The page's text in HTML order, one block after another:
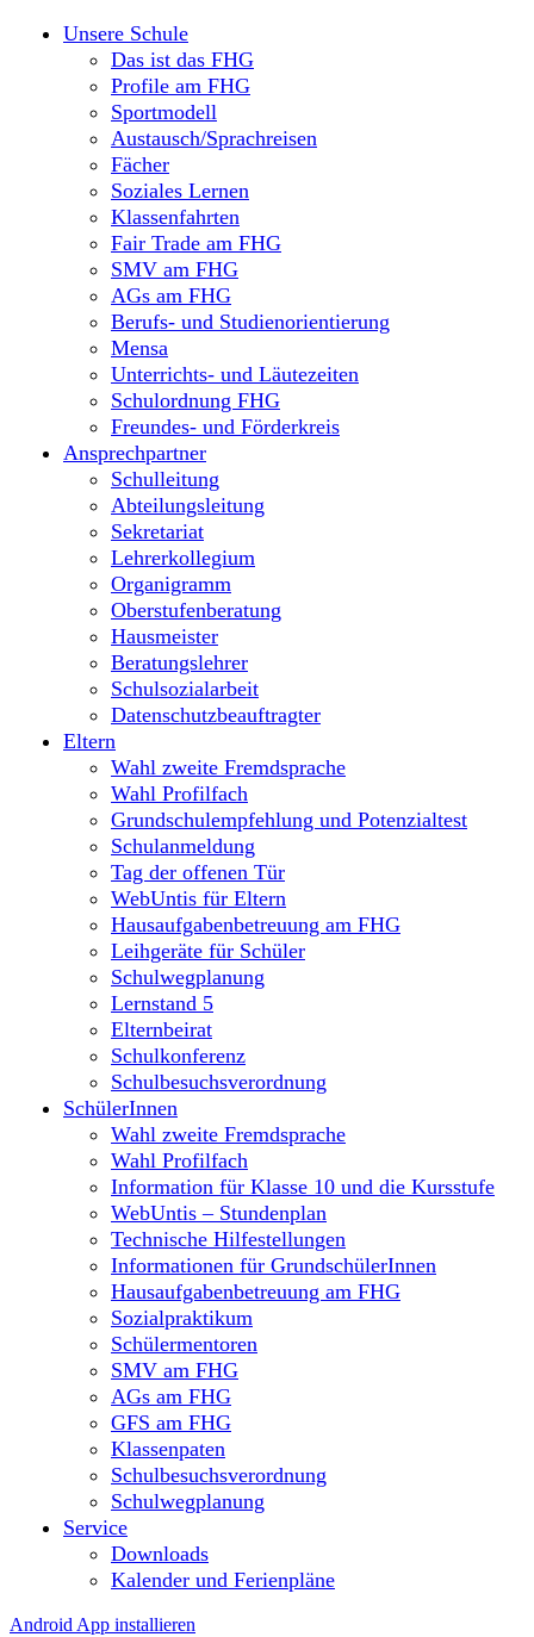
Unsere Schule
Das ist das FHG
Profile am FHG
Sportmodell
Austausch/Sprachreisen
Fächer
Soziales Lernen
Klassenfahrten
Fair Trade am FHG
SMV am FHG
AGs am FHG
Berufs- und Studienorientierung
Mensa
Unterrichts- und Läutezeiten
Schulordnung FHG
Freundes- und Förderkreis
Ansprechpartner
Schulleitung
Abteilungsleitung
Sekretariat
Lehrerkollegium
Organigramm
Oberstufenberatung
Hausmeister
Beratungslehrer
Schulsozialarbeit
Datenschutzbeauftragter
Eltern
Wahl zweite Fremdsprache
Wahl Profilfach
Grundschulempfehlung und Potenzialtest
Schulanmeldung
Tag der offenen Tür
WebUntis für Eltern
Hausaufgabenbetreuung am FHG
Leihgeräte für Schüler
Schulwegplanung
Lernstand 5
Elternbeirat
Schulkonferenz
Schulbesuchsverordnung
SchülerInnen
Wahl zweite Fremdsprache
Wahl Profilfach
Information für Klasse 10 und die Kursstufe
WebUntis – Stundenplan
Technische Hilfestellungen
Informationen für GrundschülerInnen
Hausaufgabenbetreuung am FHG
Sozialpraktikum
Schülermentoren
SMV am FHG
AGs am FHG
GFS am FHG
Klassenpaten
Schulbesuchsverordnung
Schulwegplanung
Service
Downloads
Kalender und Ferienpläne
Android App installieren